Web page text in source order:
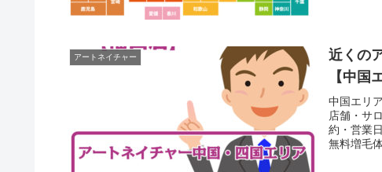
アートネイチャー
近くの
【中国
中国エリ
店舗・サ
約・営業
無料増毛